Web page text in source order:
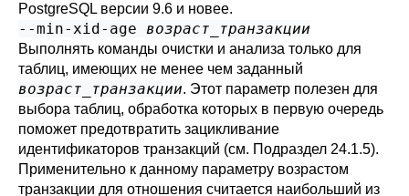
PostgreSQL версии 9.6 и новее.
--min-xid-age возраст_транзакции
Выполнять команды очистки и анализа только для
таблиц, имеющих не менее чем заданный
возраст_транзакции. Этот параметр полезен для
выбора таблиц, обработка которых в первую очередь
поможет предотвратить зацикливание
идентификаторов транзакций (см. Подраздел 24.1.5).
Применительно к данному параметру возрастом
транзакции для отношения считается наибольший из